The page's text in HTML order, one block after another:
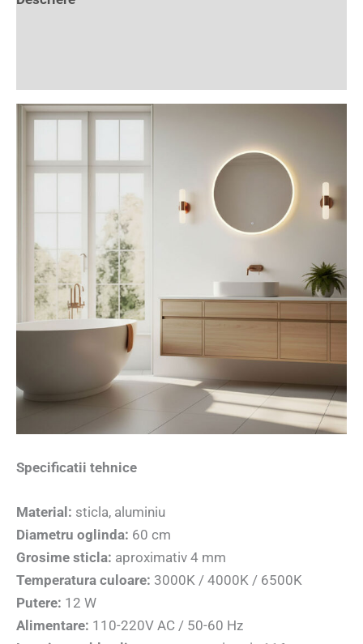
Specificatii tehnice
Material: sticla, aluminiu
Diametru oglinda: 60 cm
Grosime sticla: aproximativ 4 mm
Temperatura culoare: 3000K / 4000K / 6500K
Putere: 12 W
Alimentare: 110-220V AC / 50-60 Hz